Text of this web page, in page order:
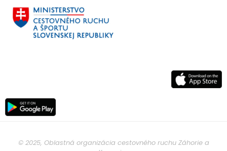
© 2025, Oblastná organizácia cestovného ruchu Záhorie a